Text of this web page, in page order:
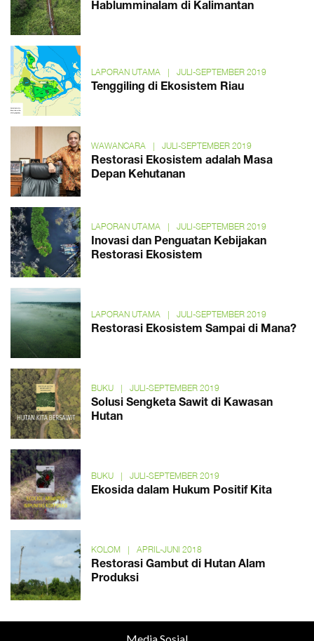
Hablumminalam di Kalimantan
LAPORAN UTAMA | JULI-SEPTEMBER 2019
Tenggiling di Ekosistem Riau
WAWANCARA | JULI-SEPTEMBER 2019
Restorasi Ekosistem adalah Masa
Depan Kehutanan
LAPORAN UTAMA | JULI-SEPTEMBER 2019
Inovasi dan Penguatan Kebijakan
Restorasi Ekosistem
LAPORAN UTAMA | JULI-SEPTEMBER 2019
Restorasi Ekosistem Sampai di Mana?
BUKU | JULI-SEPTEMBER 2019
Solusi Sengketa Sawit di Kawasan
Hutan
BUKU | JULI-SEPTEMBER 2019
Ekosida dalam Hukum Positif Kita
KOLOM | APRIL-JUNI 2018
Restorasi Gambut di Hutan Alam
Produksi